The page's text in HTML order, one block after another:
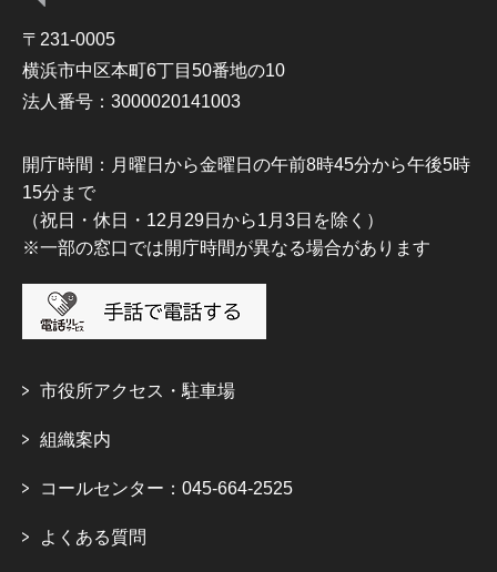
〒231-0005
横浜市中区本町6丁目50番地の10
法人番号：3000020141003
開庁時間：月曜日から金曜日の午前8時45分から午後5時
15分まで
（祝日・休日・12月29日から1月3日を除く）
※一部の窓口では開庁時間が異なる場合があります
市役所アクセス・駐車場
組織案内
コールセンター：045-664-2525
よくある質問